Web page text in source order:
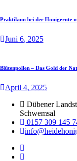
Praktikum bei der Honigernte
Juni 6, 2025
Blütenpollen – Das Gold der
April 4, 2025
Dübener
Schwemsal
0157 309 145